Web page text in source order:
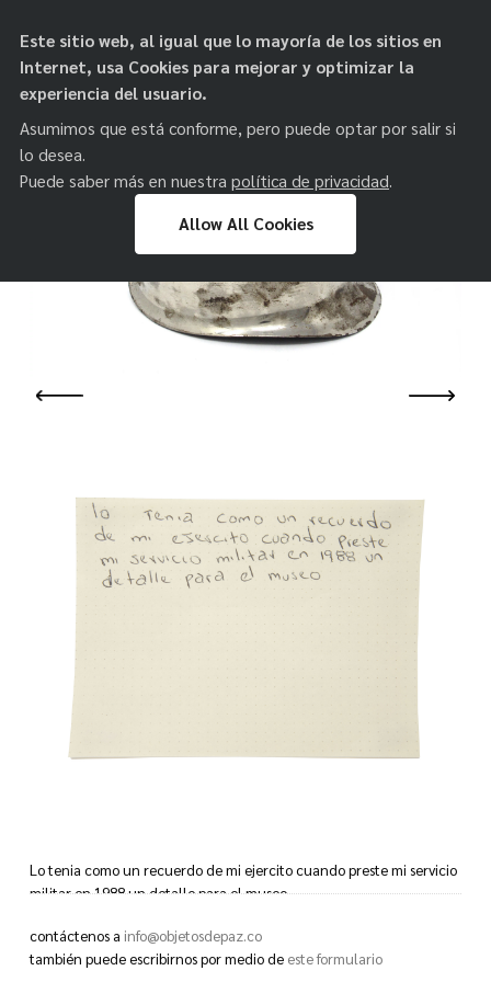
paz
Lo tenia como un recuerdo de mi ejercito cuando preste mi servicio
militar en 1988 un detalle para el museo.
I had it as a souvenir of my army when I was in my military service in
contáctenos a info@objetosdepaz.co
también puede escribirnos por medio de este formulario
Este sitio web, al igual que lo mayoría de los sitios en
Internet, usa Cookies para mejorar y optimizar la
experiencia del usuario.
Asumimos que está conforme, pero puede optar por salir si
lo desea.
Puede saber más en nuestra política de privacidad.
Allow All Cookies